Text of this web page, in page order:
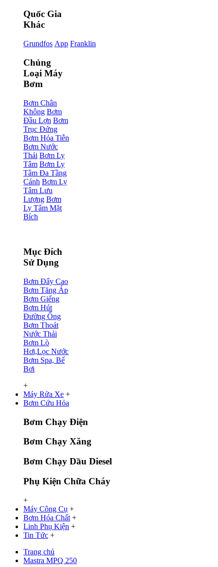
Quốc Gia
Khác
Grundfos App Franklin
Chủng
Loại Máy
Bơm
Bơm Chân
Không Bơm
Đầu Lợn Bơm
Trục Đứng
Bơm Hỏa Tiễn
Bơm Nước
Thải Bơm Ly
Tâm Bơm Ly
Tâm Đa Tầng
Cánh Bơm Ly
Tâm Lưu
Lượng Bơm
Ly Tâm Mặt
Bích
Mục Đích
Sử Dụng
Bơm Đẩy Cao
Bơm Tăng Áp
Bơm Giếng
Bơm Hút
Đường Ống
Bơm Thoát
Nước Thải
Bơm Lò
Hơi,Lọc Nước
Bơm Spa, Bể
Bơi
+
Máy Rửa Xe +
Bơm Cứu Hỏa
Bơm Chạy Điện
Bơm Chạy Xăng
Bơm Chạy Dầu Diesel
Phụ Kiện Chữa Cháy
+
Máy Công Cụ +
Bơm Hóa Chất +
Linh Phụ Kiện +
Tin Tức +
Trang chủ
Mastra MPQ 250